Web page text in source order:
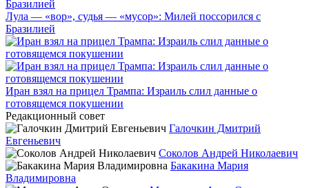
Лула — «вор», судья — «мусор»: Милей поссорился с
Бразилией
Иран взял на прицел Трампа: Израиль слил данные о
готовящемся покушении
Редакционный совет
Галочкин Дмитрий
Евгеньевич
Соколов Андрей Николаевич
Бакакина Мария
Владимировна